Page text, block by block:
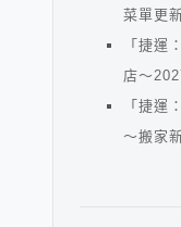
菜單更
「捷運
店～
「捷運
～搬家